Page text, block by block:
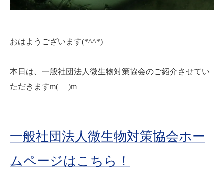
おはようございます(*^^*)
本日は、一般社団法人微生物対策協会のご紹介させてい
ただきますm(_ _)m
一般社団法人微生物対策協会ホー
ムページはこちら！